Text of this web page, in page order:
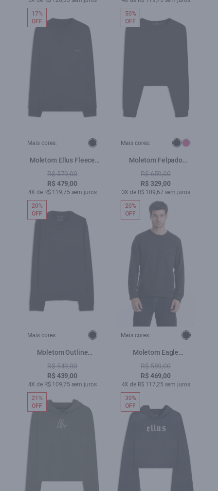
Mais cores:
Moletom Ellus Fleece
Metal Preto
R$ 579,00
R$ 479,00
4X de R$ 119,75 sem juros
17%
OFF
Mais cores:
Moletom Felpado
Minimal Preto
R$ 659,00
R$ 329,00
3X de R$ 109,67 sem juros
50%
OFF
Mais cores:
Moletom Outline
Immortal Classic Preto
R$ 549,00
R$ 439,00
4X de R$ 109,75 sem juros
20%
OFF
Mais cores:
Moletom Eagle
Embroidery Preto
R$ 589,00
R$ 469,00
4X de R$ 117,25 sem juros
20%
OFF
21%
OFF
30%
OFF